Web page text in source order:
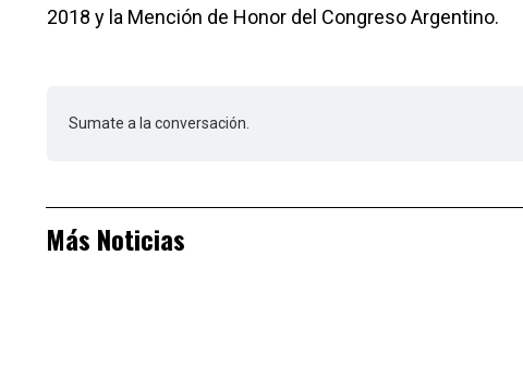
2018 y la Mención de Honor del Congreso Argentino.
Sumate a la conversación.
Más Noticias